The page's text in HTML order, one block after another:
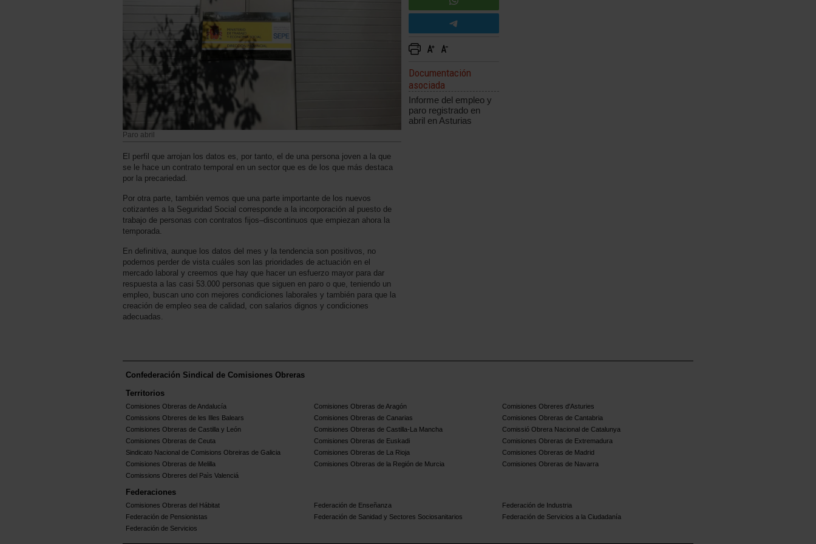
Paro abril
El perfil que arrojan los datos es, por tanto, el de una persona joven a la que
se le hace un contrato temporal en un sector que es de los que más destaca
por la precariedad.
Por otra parte, también vemos que una parte importante de los nuevos
cotizantes a la Seguridad Social corresponde a la incorporación al puesto de
trabajo de personas con contratos fijos–discontinuos que empiezan ahora la
temporada.
En definitiva, aunque los datos del mes y la tendencia son positivos, no
podemos perder de vista cuáles son las prioridades de actuación en el
mercado laboral y creemos que hay que hacer un esfuerzo mayor para dar
respuesta a las casi 53.000 personas que siguen en paro o que, teniendo un
empleo, buscan uno con mejores condiciones laborales y también para que la
creación de empleo sea de calidad, con salarios dignos y condiciones
adecuadas.
Documentación
asociada
Informe del empleo y
paro registrado en
abril en Asturias
Confederación Sindical de Comisiones Obreras
Territorios
Comisiones Obreras de Andalucía Comisiones Obreras de Aragón
Comisiones Obreres d'Asturies
Comissions Obreres de les Illes Balears
Comisiones Obreras de Canarias
Comisiones Obreras de Cantabria
Comisiones Obreras de Castilla y León
Comisiones Obreras de Castilla-La Mancha
Comissió Obrera Nacional de Catalunya
Comisiones Obreras de Ceuta
Comisiones Obreras de Euskadi
Comisiones Obreras de Extremadura
Sindicato Nacional de Comisions Obreiras de Galicia
Comisiones Obreras de La Rioja
Comisiones Obreras de Madrid
Comisiones Obreras de Melilla
Comisiones Obreras de la Región de Murcia
Comisiones Obreras de Navarra
Comissions Obreres del Paìs Valenciá
Federaciones
Comisiones Obreras del Hábitat Federación de Enseñanza
Federación de Industria
Federación de Pensionistas
Federación de Sanidad y Sectores Sociosanitarios
Federación de Servicios a la Ciudadanía
Federación de Servicios